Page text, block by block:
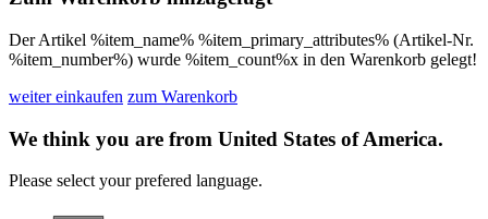
Der Artikel %item_name% %item_primary_attributes% (Artikel-Nr.
%item_number%) wurde %item_count%x in den Warenkorb gelegt!
weiter einkaufen zum Warenkorb
We think you are from United States of America.
Please select your prefered language.